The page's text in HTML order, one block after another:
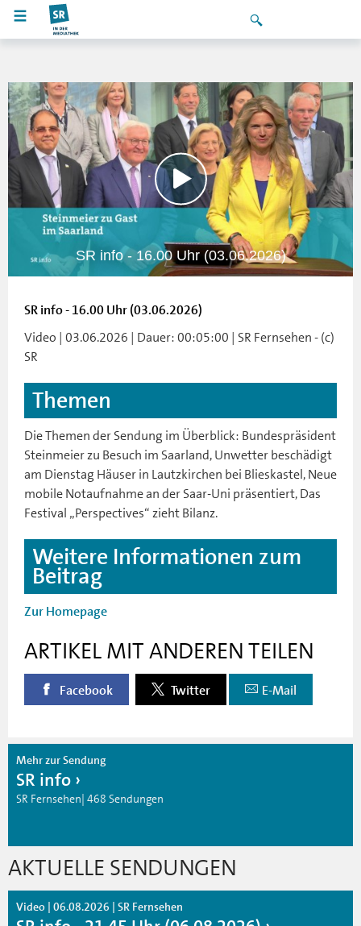
SR info - 16.00 Uhr (03.06.2026)
SR info - 16.00 Uhr (03.06.2026)
Video | 03.06.2026 | Dauer: 00:05:00 | SR Fernsehen - (c)
SR
Themen
Die Themen der Sendung im Überblick: Bundespräsident
Steinmeier zu Besuch im Saarland, Unwetter beschädigt
am Dienstag Häuser in Lautzkirchen bei Blieskastel, Neue
mobile Notaufnahme an der Saar-Uni präsentiert, Das
Festival „Perspectives“ zieht Bilanz.
Weitere Informationen zum
Beitrag
Zur Homepage
ARTIKEL MIT ANDEREN TEILEN
Facebook Twitter E-Mail
Mehr zur Sendung
SR info
SR Fernsehen| 468 Sendungen
AKTUELLE SENDUNGEN
Video | 06.08.2026 | SR Fernsehen